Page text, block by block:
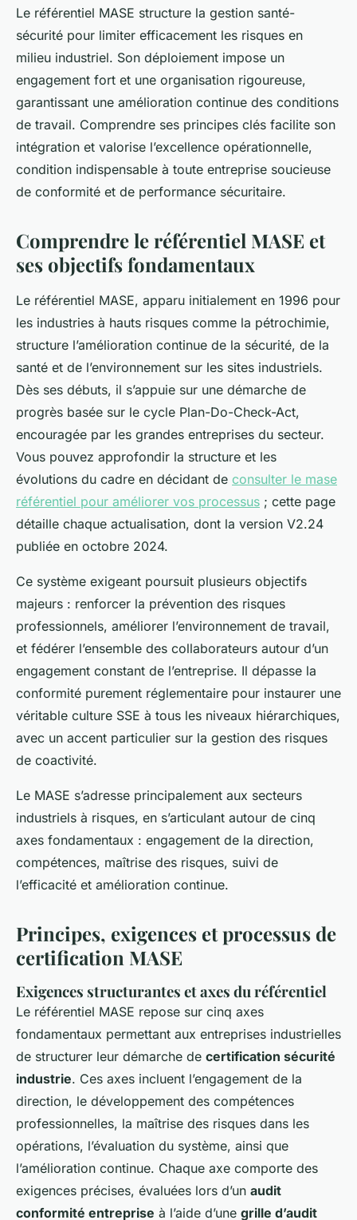
Maîtrisez le référentiel mase
pour votre excellence en
sécurité
Apolline•28 juin 2025•3 min de lecture
Le référentiel MASE structure la gestion santé-
sécurité pour limiter efficacement les risques en
milieu industriel. Son déploiement impose un
engagement fort et une organisation rigoureuse,
garantissant une amélioration continue des conditions
de travail. Comprendre ses principes clés facilite son
intégration et valorise l’excellence opérationnelle,
condition indispensable à toute entreprise soucieuse
de conformité et de performance sécuritaire.
Comprendre le référentiel MASE et
ses objectifs fondamentaux
Le référentiel MASE, apparu initialement en 1996 pour
les industries à hauts risques comme la pétrochimie,
structure l’amélioration continue de la sécurité, de la
santé et de l’environnement sur les sites industriels.
Dès ses débuts, il s’appuie sur une démarche de
progrès basée sur le cycle Plan-Do-Check-Act,
encouragée par les grandes entreprises du secteur.
Vous pouvez approfondir la structure et les
évolutions du cadre en décidant de consulter le mase
référentiel pour améliorer vos processus ; cette page
détaille chaque actualisation, dont la version V2.24
publiée en octobre 2024.
Ce système exigeant poursuit plusieurs objectifs
majeurs : renforcer la prévention des risques
professionnels, améliorer l’environnement de travail,
et fédérer l’ensemble des collaborateurs autour d’un
engagement constant de l’entreprise. Il dépasse la
conformité purement réglementaire pour instaurer une
véritable culture SSE à tous les niveaux hiérarchiques,
avec un accent particulier sur la gestion des risques
de coactivité.
Le MASE s’adresse principalement aux secteurs
industriels à risques, en s’articulant autour de cinq
axes fondamentaux : engagement de la direction,
compétences, maîtrise des risques, suivi de
l’efficacité et amélioration continue.
Principes, exigences et processus de
certification MASE
Exigences structurantes et axes du référentiel
Le référentiel MASE repose sur cinq axes
fondamentaux permettant aux entreprises industrielles
de structurer leur démarche de certification sécurité
industrie. Ces axes incluent l’engagement de la
direction, le développement des compétences
professionnelles, la maîtrise des risques dans les
opérations, l’évaluation du système, ainsi que
l’amélioration continue. Chaque axe comporte des
exigences précises, évaluées lors d’un audit
conformité entreprise à l’aide d’une grille d’audit